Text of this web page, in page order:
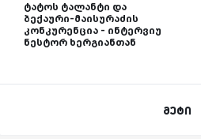
ტატოს ტალანტი და
ბექაური-მაისურაძის
კონკურენცია - ინტერვიუ
ნესტორ ხერგიანთან
მეტი